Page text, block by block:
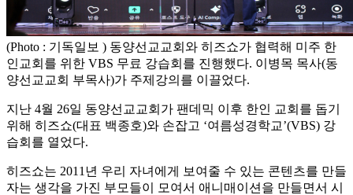
(Photo : 기독일보 ) 동양선교교회와 히즈쇼가 협력해 미주 한
인교회를 위한 VBS 무료 강습회를 진행했다. 이병목 목사(동
양선교교회 부목사)가 주제강의를 이끌었다.
지난 4월 26일 동양선교교회가 팬데믹 이후 한인 교회를 돕기
위해 히즈쇼(대표 백종호)와 손잡고 ‘여름성경학교’(VBS) 강
습회를 열었다.
히즈쇼는 2011년 우리 자녀에게 보여줄 수 있는 콘텐츠를 만들
자는 생각을 가진 부모들이 모여서 애니매이션을 만들면서 시